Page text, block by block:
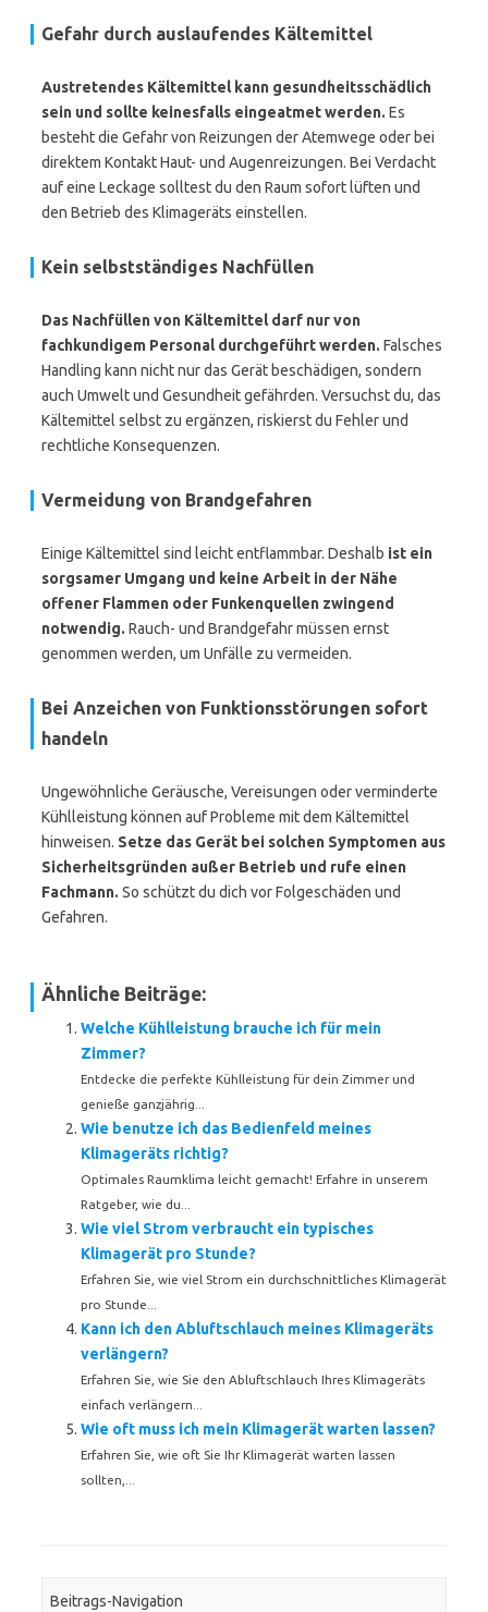
Gefahr durch auslaufendes Kältemittel
Austretendes Kältemittel kann gesundheitsschädlich
sein und sollte keinesfalls eingeatmet werden. Es
besteht die Gefahr von Reizungen der Atemwege oder bei
direktem Kontakt Haut- und Augenreizungen. Bei Verdacht
auf eine Leckage solltest du den Raum sofort lüften und
den Betrieb des Klimageräts einstellen.
Kein selbstständiges Nachfüllen
Das Nachfüllen von Kältemittel darf nur von
fachkundigem Personal durchgeführt werden. Falsches
Handling kann nicht nur das Gerät beschädigen, sondern
auch Umwelt und Gesundheit gefährden. Versuchst du, das
Kältemittel selbst zu ergänzen, riskierst du Fehler und
rechtliche Konsequenzen.
Vermeidung von Brandgefahren
Einige Kältemittel sind leicht entflammbar. Deshalb ist ein
sorgsamer Umgang und keine Arbeit in der Nähe
offener Flammen oder Funkenquellen zwingend
notwendig. Rauch- und Brandgefahr müssen ernst
genommen werden, um Unfälle zu vermeiden.
Bei Anzeichen von Funktionsstörungen sofort
handeln
Ungewöhnliche Geräusche, Vereisungen oder verminderte
Kühlleistung können auf Probleme mit dem Kältemittel
hinweisen. Setze das Gerät bei solchen Symptomen aus
Sicherheitsgründen außer Betrieb und rufe einen
Fachmann. So schützt du dich vor Folgeschäden und
Gefahren.
Ähnliche Beiträge:
Welche Kühlleistung brauche ich für mein
Zimmer?
Entdecke die perfekte Kühlleistung für dein Zimmer und
genieße ganzjährig...
Wie benutze ich das Bedienfeld meines
Klimageräts richtig?
Optimales Raumklima leicht gemacht! Erfahre in unserem
Ratgeber, wie du...
Wie viel Strom verbraucht ein typisches
Klimagerät pro Stunde?
Erfahren Sie, wie viel Strom ein durchschnittliches Klimagerät
pro Stunde...
Kann ich den Abluftschlauch meines Klimageräts
verlängern?
Erfahren Sie, wie Sie den Abluftschlauch Ihres Klimageräts
einfach verlängern...
Wie oft muss ich mein Klimagerät warten lassen?
Erfahren Sie, wie oft Sie Ihr Klimagerät warten lassen
sollten,...
Beitrags-Navigation